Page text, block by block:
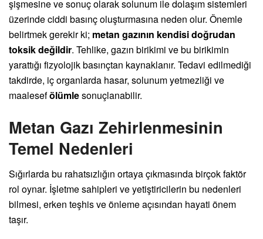
şişmesine ve sonuç olarak solunum ile dolaşım sistemleri
üzerinde ciddi basınç oluşturmasına neden olur. Önemle
belirtmek gerekir ki; metan gazının kendisi doğrudan
toksik değildir. Tehlike, gazın birikimi ve bu birikimin
yarattığı fizyolojik basınçtan kaynaklanır. Tedavi edilmediği
takdirde, iç organlarda hasar, solunum yetmezliği ve
maalesefölümlesonuçlanabilir.
Metan Gazı Zehirlenmesinin
Temel Nedenleri
Sığırlarda bu rahatsızlığın ortaya çıkmasında birçok faktör
rol oynar. İşletme sahipleri ve yetiştiricilerin bu nedenleri
bilmesi, erken teşhis ve önleme açısından hayati önem
taşır.